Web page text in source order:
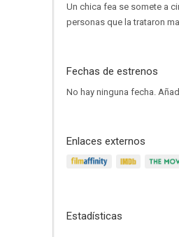
Un chica fea se somete a
personas que la trataron
Fechas de estrenos
No hay ninguna fecha.
Enlaces externos
Estadísticas